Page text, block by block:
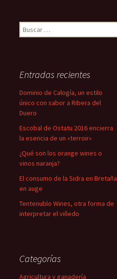
Buscar:
Entradas recientes
Dominio de Calogía, un estilo
único con sabor a Ribera del
Duero
Escobal de Ostatu 2016 encierra
la esencia de un «terroir»
¿Qué son los orange wines o
vinos naranja?
El consumo de la Sidra en Bretaña
en auge
Tentenublo Wines, otra forma de
interpretar el viñedo
Categorías
Agricultura y ganadería